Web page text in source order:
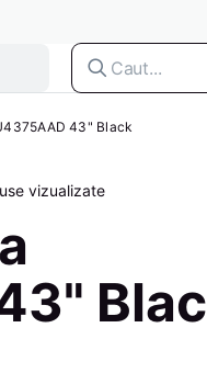
43" Black
vizualizate